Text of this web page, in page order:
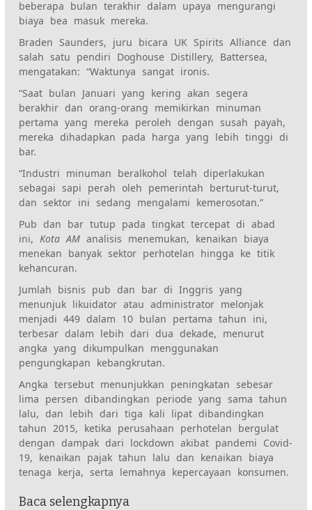
beberapa bulan terakhir dalam upaya mengurangi
biaya bea masuk mereka.
Braden Saunders, juru bicara UK Spirits Alliance dan
salah satu pendiri Doghouse Distillery, Battersea,
mengatakan: “Waktunya sangat ironis.
“Saat bulan Januari yang kering akan segera
berakhir dan orang-orang memikirkan minuman
pertama yang mereka peroleh dengan susah payah,
mereka dihadapkan pada harga yang lebih tinggi di
bar.
“Industri minuman beralkohol telah diperlakukan
sebagai sapi perah oleh pemerintah berturut-turut,
dan sektor ini sedang mengalami kemerosotan.”
Pub dan bar tutup pada tingkat tercepat di abad
ini,Kota AM analisis menemukan, kenaikan biaya
menekan banyak sektor perhotelan hingga ke titik
kehancuran.
Jumlah bisnis pub dan bar di Inggris yang
menunjuk likuidator atau administrator melonjak
menjadi 449 dalam 10 bulan pertama tahun ini,
terbesar dalam lebih dari dua dekade, menurut
angka yang dikumpulkan menggunakan
pengungkapan kebangkrutan.
Angka tersebut menunjukkan peningkatan sebesar
lima persen dibandingkan periode yang sama tahun
lalu, dan lebih dari tiga kali lipat dibandingkan
tahun 2015, ketika perusahaan perhotelan bergulat
dengan dampak dari lockdown akibat pandemi Covid-
19, kenaikan pajak tahun lalu dan kenaikan biaya
tenaga kerja, serta lemahnya kepercayaan konsumen.
Baca selengkapnya